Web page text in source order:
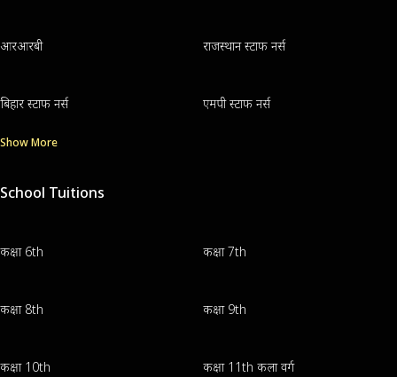
आरआरबी राजस्थान स्टाफ नर्स
बिहार स्टाफ नर्स एमपी स्टाफ नर्स
Show More
School Tuitions
कक्षा 6th कक्षा 7th
कक्षा 8th कक्षा 9th
कक्षा 10th कक्षा 11th कला वर्ग